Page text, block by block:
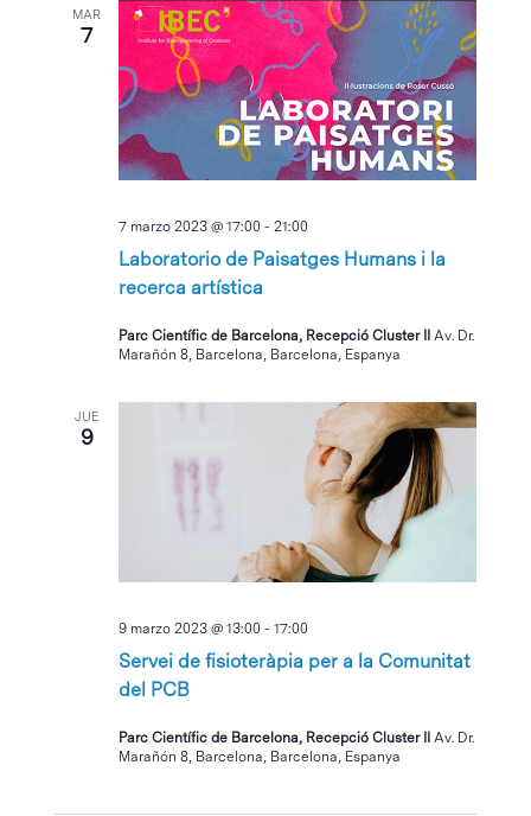
MAR
7
Laboratorio de Paisatges Humans i la
recerca artística
7 marzo 2023 @ 17:00 -21:00
Parc Científic de Barcelona, Recepció Cluster IIAv. Dr.
Marañón 8, Barcelona, Barcelona, Espanya
JUE
9
Servei de fisioteràpia per a la Comunitat
del PCB
9 marzo 2023 @ 13:00 -17:00
Parc Científic de Barcelona, Recepció Cluster II Av. Dr.
Marañón 8, Barcelona, Barcelona, Espanya